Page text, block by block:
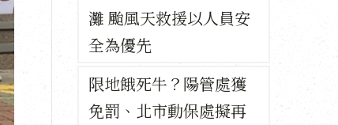
灘 颱風天救援以人員安
全為優先
限地餓死牛？陽管處獲
免罰、北市動保處擬再